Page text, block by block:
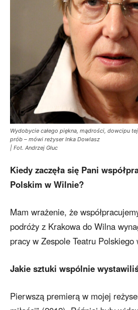
Wydobycie całego piękna, mądrości, dowcipu
prób – mówi reżyser Inka Dowlasz
| Fot. Andrzej Głuc
Kiedy zaczęła się Pani
Polskim w Wilnie?
Mam wrażenie, że
podróży z Krakowa do Wilna
pracy w Zespole Teatru Polskiego
Jakie sztuki wspólnie
Pierwszą premierą w mojej